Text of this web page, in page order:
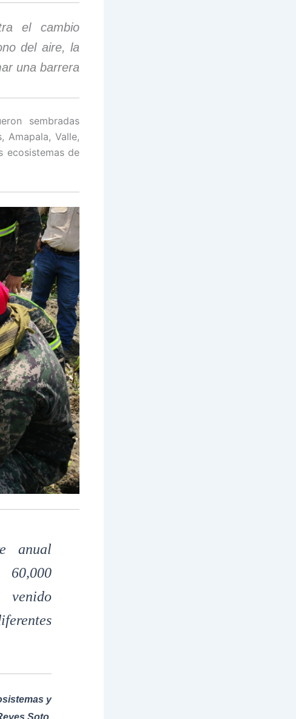
el cambio
del aire, la
una barrera
sembradas
Amapala, Valle,
ecosistemas de
anual
y
Soto.